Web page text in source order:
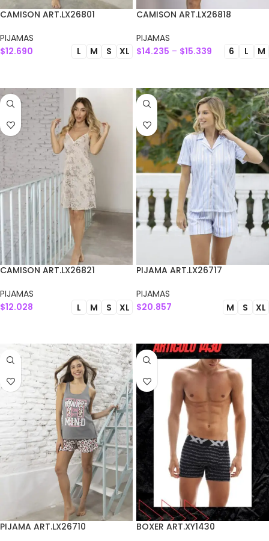
CAMISON ART.LX26801
PIJAMAS
$12.690 L M S XL
CAMISON ART.LX26818
PIJAMAS
$14.235 – $15.339 6 L M
CAMISON ART.LX26821
PIJAMAS
$12.028 L M S XL
PIJAMA ART.LX26717
PIJAMAS
$20.857 M S XL
PIJAMA ART.LX26710 BOXER ART.XY1430